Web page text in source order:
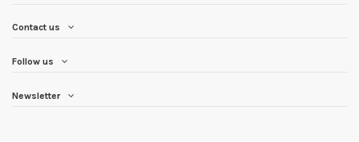
Contact us
Follow us
Newsletter